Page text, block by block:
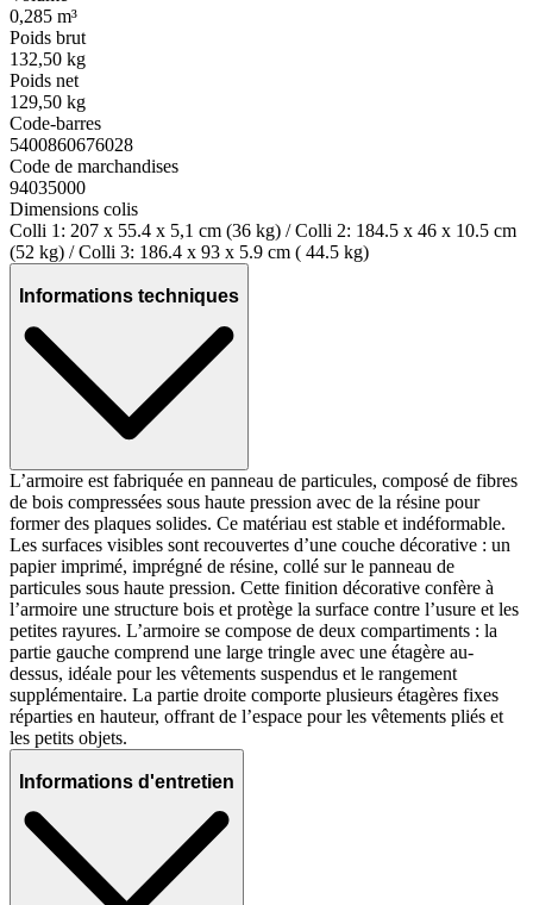
0,285 m³
Poids brut
132,50 kg
Poids net
129,50 kg
Code-barres
5400860676028
Code de marchandises
94035000
Dimensions colis
Colli 1: 207 x 55.4 x 5,1 cm (36 kg) / Colli 2: 184.5 x 46 x 10.5 cm
(52 kg) / Colli 3: 186.4 x 93 x 5.9 cm ( 44.5 kg)
Informations techniques
L’armoire est fabriquée en panneau de particules, composé de fibres
de bois compressées sous haute pression avec de la résine pour
former des plaques solides. Ce matériau est stable et indéformable.
Les surfaces visibles sont recouvertes d’une couche décorative : un
papier imprimé, imprégné de résine, collé sur le panneau de
particules sous haute pression. Cette finition décorative confère à
l’armoire une structure bois et protège la surface contre l’usure et les
petites rayures. L’armoire se compose de deux compartiments : la
partie gauche comprend une large tringle avec une étagère au-
dessus, idéale pour les vêtements suspendus et le rangement
supplémentaire. La partie droite comporte plusieurs étagères fixes
réparties en hauteur, offrant de l’espace pour les vêtements pliés et
les petits objets.
Informations d'entretien